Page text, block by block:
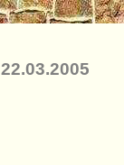
22.03.2005